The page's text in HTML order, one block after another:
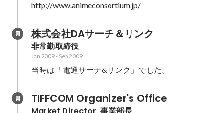
http://www.animeconsortium.jp/
株式会社DAサーチ＆リンク
非常勤取締役
Jan 2009- Sep 2009
当時は「電通サーチ&リンク」でした。
TIFFCOM Organizer's Office